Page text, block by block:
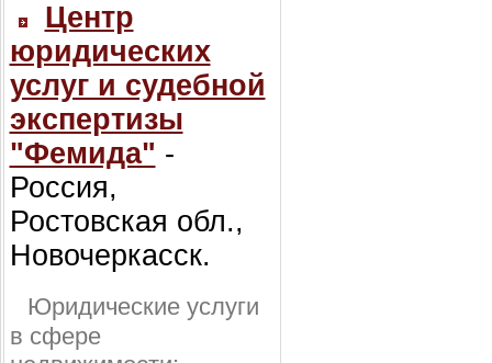
Центр
юридических
услуг и судебной
экспертизы
"Фемида" -
Россия,
Ростовская обл.,
Новочеркасск.
Юридические услуги
в сфере